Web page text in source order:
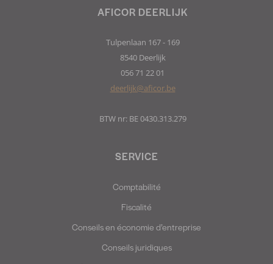
SERVICE
Comptabilité
Fiscalité
Conseils en économie d’entreprise
Conseils juridiques
AFICOR DEERLIJK
Tulpenlaan 167 - 169
8540 Deerlijk
056 71 22 01
deerlijk@aficor.be
BTW nr: BE 0430.313.279